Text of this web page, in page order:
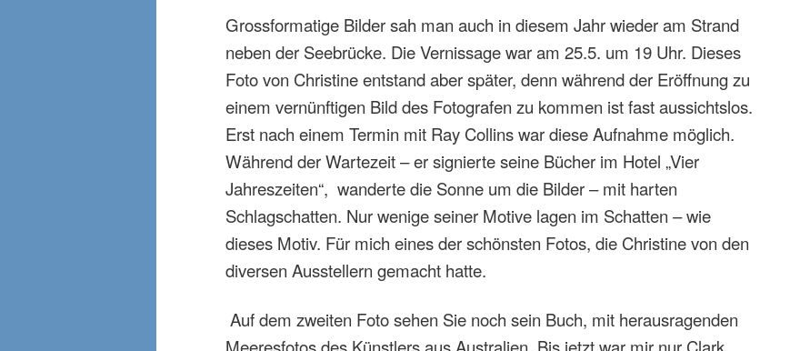
Grossformatige Bilder sah man auch in diesem Jahr wieder am Strand
neben der Seebrücke. Die Vernissage war am 25.5. um 19 Uhr. Dieses
Foto von Christine entstand aber später, denn während der Eröffnung zu
einem vernünftigen Bild des Fotografen zu kommen ist fast aussichtslos.
Erst nach einem Termin mit Ray Collins war diese Aufnahme möglich.
Während der Wartezeit – er signierte seine Bücher im Hotel „Vier
Jahreszeiten“, wanderte die Sonne um die Bilder – mit harten
Schlagschatten. Nur wenige seiner Motive lagen im Schatten – wie
dieses Motiv. Für mich eines der schönsten Fotos, die Christine von den
diversen Ausstellern gemacht hatte.
Auf dem zweiten Foto sehen Sie noch sein Buch, mit herausragenden